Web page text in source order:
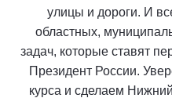
улицы и дороги. И
областных,
задач, которые ставят
Президент России.
курса и сделаем